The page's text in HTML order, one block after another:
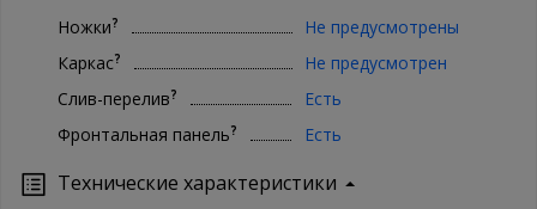
Ножки?
Не предусмотрены
Каркас?
Не предусмотрен
Слив-перелив?
Есть
Фронтальная панель? Есть
Технические характеристики